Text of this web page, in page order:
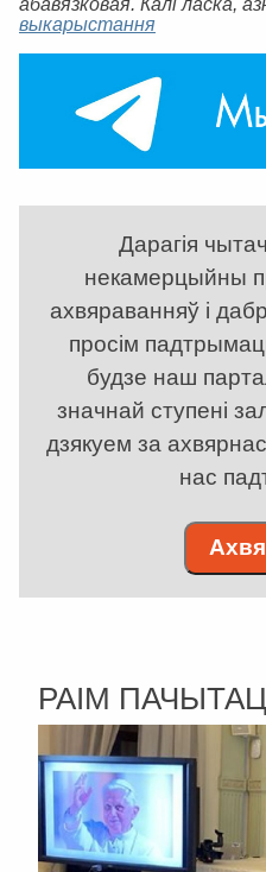
выкарыстання
Дарагія
некамерцыйны
ахвяраванняў і
просім
будзе наш
значнай ступені
дзякуем за
нас
РАІМ